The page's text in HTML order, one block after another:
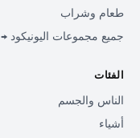
طعام وشراب
جميع مجموعات اليونيكود →
الفئات
الناس والجسم
أشياء